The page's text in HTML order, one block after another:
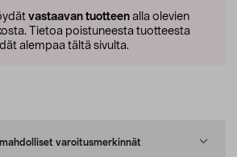
vastaavan tuotteenalla olevien
Tietoa poistuneesta tuotteesta
alempaa tältä sivulta.
varoitusmerkinnät